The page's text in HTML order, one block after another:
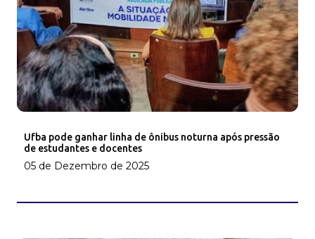
Ufba pode ganhar linha de ônibus noturna após pressão
de estudantes e docentes
05 de Dezembro de 2025